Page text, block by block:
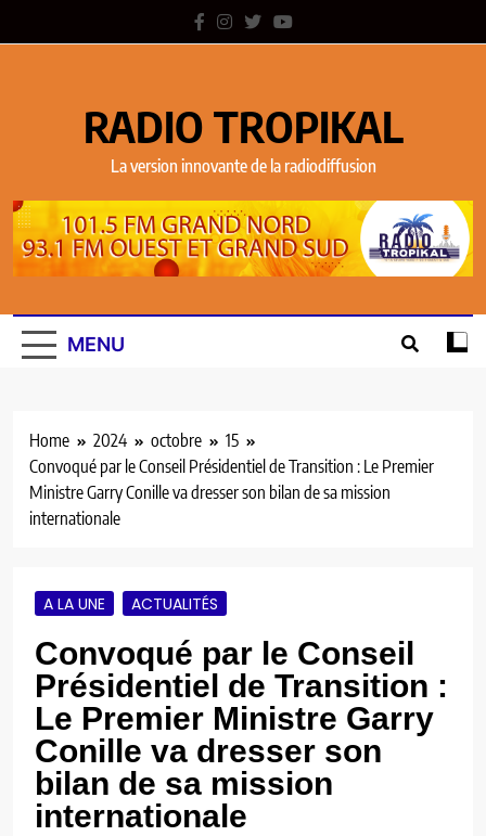
RADIO TROPIKAL
La version innovante de la radiodiffusion
MENU
Home 2024 octobre
15
Convoqué par le Conseil Présidentiel de Transition : Le Premier
Ministre Garry Conille va dresser son bilan de sa mission
internationale
A LA UNE ACTUALITÉS
Convoqué par le Conseil
Présidentiel de Transition :
Le Premier Ministre Garry
Conille va dresser son
bilan de sa mission
internationale